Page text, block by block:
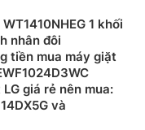
1 khối
nhân đôi
tiền mua máy giặt
giá rẻ nên mua:
và